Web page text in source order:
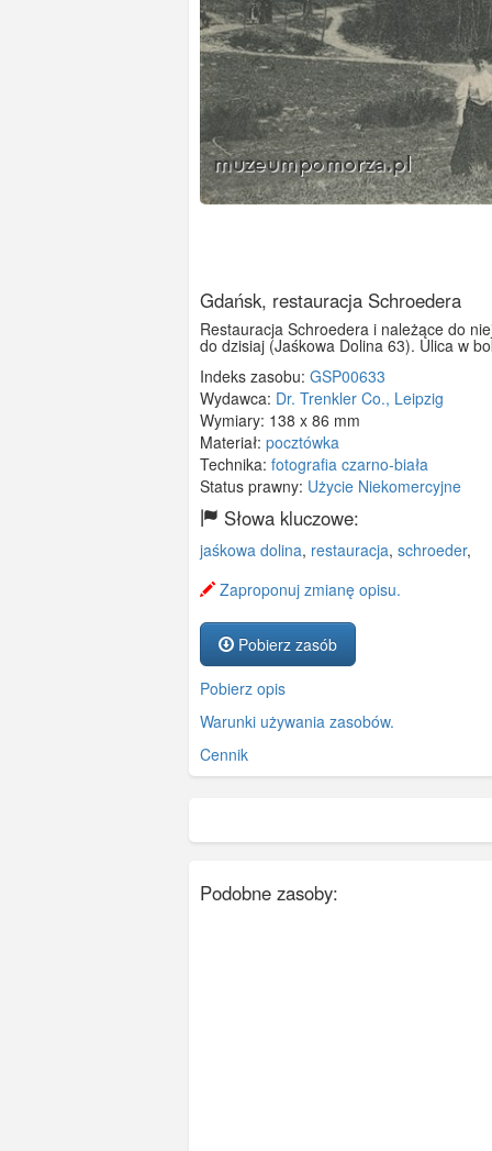
Gdańsk, restauracja Schroedera
Restauracja Schroedera i należące do
do dzisiaj (Jaśkowa Dolina 63). Ulica w
Indeks zasobu: GSP00633
Wydawca: Dr. Trenkler Co., Leipzig
Wymiary: 138 x 86 mm
Materiał: pocztówka
Technika: fotografia czarno-biała
Status prawny: Użycie Niekomercyjne
Słowa kluczowe:
jaśkowa dolina, restauracja, schroeder,
Zaproponuj zmianę opisu.
Pobierz zasób
Pobierz opis
Warunki używania zasobów.
Cennik
Podobne zasoby: